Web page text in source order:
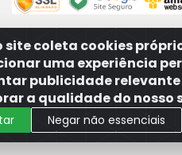
site coleta cookies
uma experiência
publicidade relevante
a qualidade do nosso
Negar não essenciais
MAXXISUPRI COMÉRCIO